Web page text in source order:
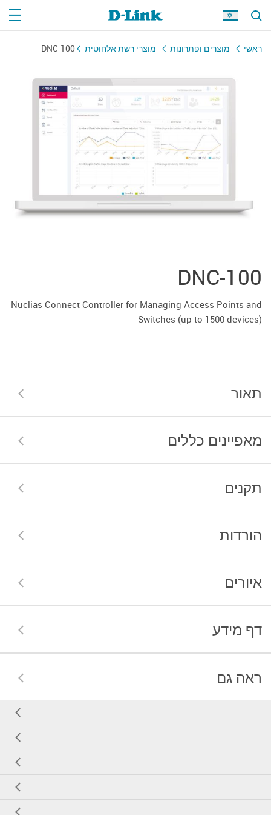
ראשי מוצרים ופתרונות מוצרי רשת אלחוטית DNC-100
DNC-100
Nuclias Connect Controller for Managing Access Points and
Switches (up to 1500 devices)
תאור
מאפיינים כללים
תקנים
הורדות
איורים
דף מידע
ראה גם